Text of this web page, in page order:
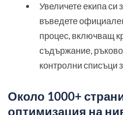
Увеличете екипа си
въведете
процес, включващ
съдържание,
контролни списъци
Около 1000+
оптимизация на